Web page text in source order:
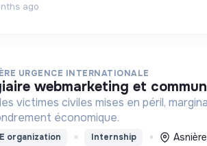
ago
URGENCE INTERNATIONALE
webmarketing et
victimes civiles mises en péril,
économique.
organization Internship